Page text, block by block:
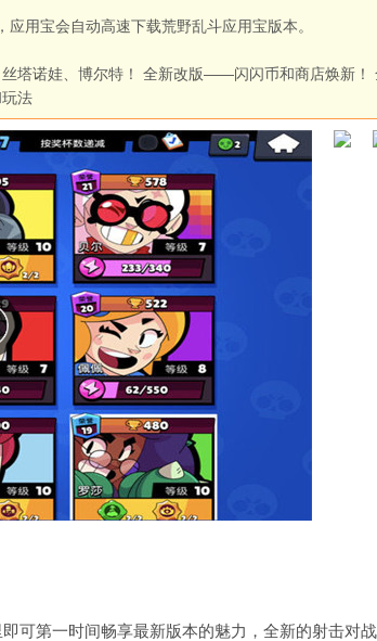
用宝会自动高速下载荒野乱斗应用宝版本。
塔诺娃、博尔特！ 全新改版——闪闪币和商店焕新！
法
可第一时间畅享最新版本的魅力，全新的射击对